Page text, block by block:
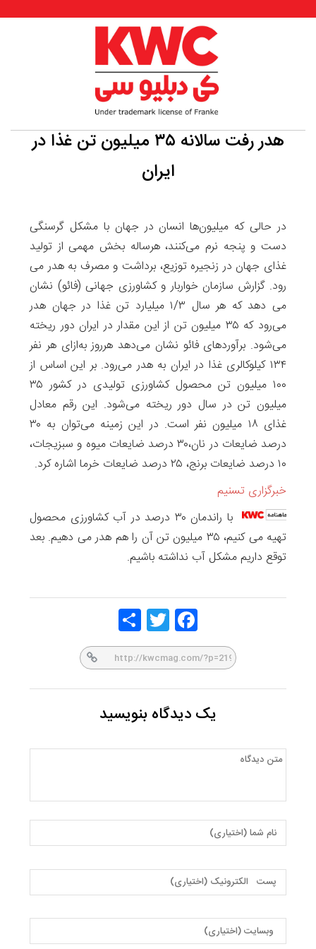
هدر رفت سالانه ۳۵ میلیون تن غذا در
ایران
در حالی که میلیون‌ها انسان در جهان با مشکل گرسنگی
دست و پنجه نرم می‌کنند، هرساله بخش مهمی از تولید
غذای جهان در زنجیره توزیع، برداشت و مصرف به هدر می
رود. گزارش سازمان خواربار و کشاورزی جهانی (فائو) نشان
می دهد که هر سال ۱/۳ میلیارد تن غذا در جهان هدر
می‌رود که ۳۵ میلیون تن از این مقدار در ایران دور ریخته
می‌شود. برآوردهای فائو نشان می‌دهد هرروز به‌ازای هر نفر
۱۳۴ کیلوکالری غذا در ایران به هدر می‌رود. بر این اساس از
۱۰۰ میلیون تن محصول کشاورزی تولیدی در کشور ۳۵
میلیون تن در سال دور ریخته می‌شود. این رقم معادل
غذای ۱۸ میلیون نفر است. در این زمینه می‌توان به ۳۰
درصد ضایعات در نان،۳۰‌ درصد ضایعات میوه‌ و سبزیجات،
۱۰ درصد ضایعات برنج، ۲۵ درصد ضایعات خرما اشاره کرد.
خبرگزاری تسنیم
با راندمان ۳۰ درصد در آب کشاورزی محصول
تهیه می کنیم، ۳۵ میلیون تن آن را هم هدر می دهیم. بعد
توقع داریم مشکل آب نداشته باشیم.
Face
book
Twitt
er
یک دیدگاه بنویسید